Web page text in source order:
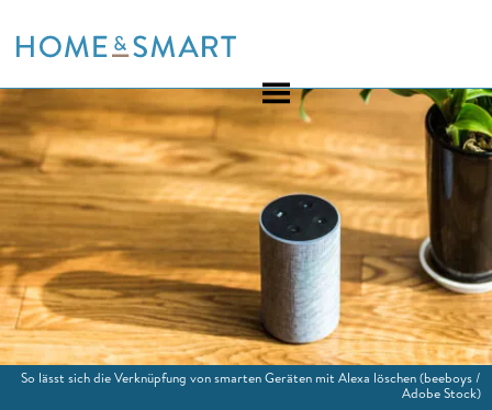
to
So lässt sich die Verknüpfung von smarten Geräten mit Alexa löschen(beeboys /
Adobe Stock)